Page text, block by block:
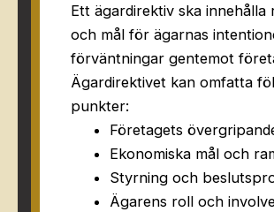
Ett ägardirektiv ska innehålla
och mål för ägarnas
förväntningar gentemot
Ägardirektivet kan omfatta
punkter:
Företagets
Ekonomiska mål och
Styrning och
Ägarens roll och